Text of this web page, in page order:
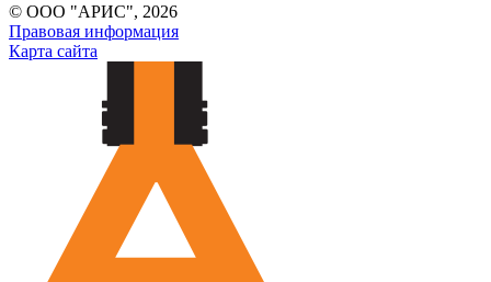
© ООО "АРИС", 2026
Правовая информация
Карта сайта